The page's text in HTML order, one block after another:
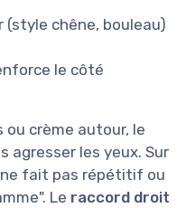
(style chêne, bouleau)
le côté
ou crème autour, le
agresser les yeux. Sur
fait pas répétitif ou
Le raccord droit